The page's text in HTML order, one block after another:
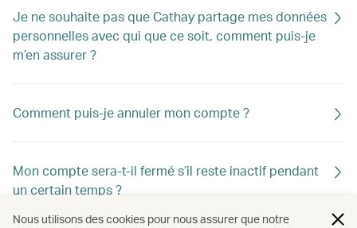
Je ne souhaite pas que Cathay partage mes données
personnelles avec qui que ce soit, comment puis-je
m’en assurer ?
Comment puis-je annuler mon compte ?
Mon compte sera-t-il fermé s’il reste inactif pendant
un certain temps ?
Nous utilisons des cookies pour nous assurer que notre